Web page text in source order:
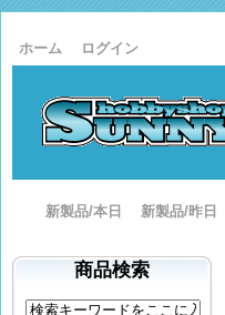
ホーム ログイン
新製品/本日 新製品/昨日
商品検索